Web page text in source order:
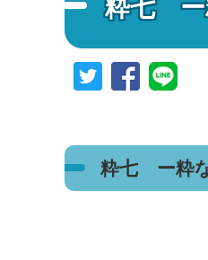
粋七 ー
粋七 ー粋